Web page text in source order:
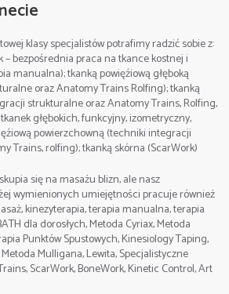
, Poland
rezerwacyjna 250 zł)
Contact:
Sebastian
dzień 9:00 – 14:00
, Poland
rezerwacyjna 400 zł)
Contact:
Sebastian
dzień 9:00-17:00, III dzień 8:00-
, Poland
klasy specjalistów potrafimy radzić sobie z:
– bezpośrednia praca na tkance kostnej i
manualna); tkanką powięźiową głęboką
oraz Anatomy Trains Rolfing); tkanką
strukturalne oraz Anatomy Trains, Rolfing,
głębokich, funkcyjny, izometryczny,
powierzchowną (techniki integracji
Trains, rolfing); tkanką skórna (ScarWork)
się na masażu blizn, ale nasz
wymienionych umiejętności pracuje również
kinezyterapia, terapia manualna, terapia
dla dorosłych, Metoda Cyriax, Metoda
Punktów Spustowych, Kinesiology Taping,
Mulligana, Lewita, Specjalistyczne
ScarWork, BoneWork, Kinetic Control, Art